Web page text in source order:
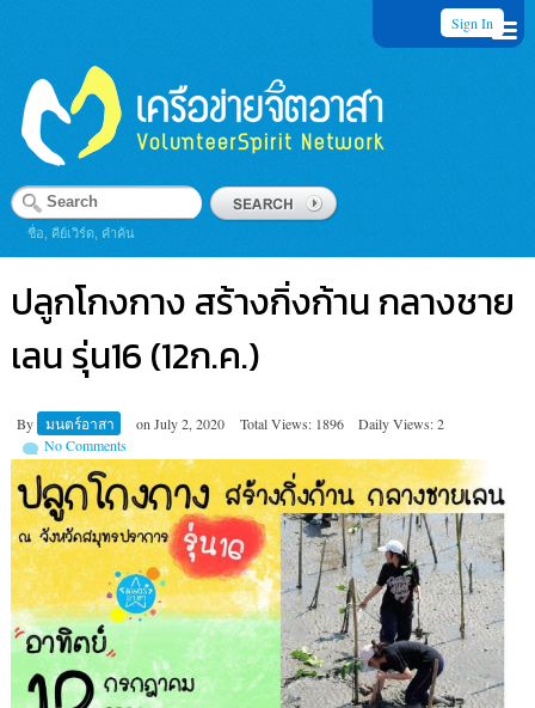
Sign In
ชื่อ, คีย์เวิร์ด, คำค้น
ปลูกโกงกาง สร้างกิ่งก้าน กลางชาย
เลน รุ่น16 (12ก.ค.)
By มนตร์อาสา on July 2, 2020 Total Views: 1896
Daily Views: 2
No Comments